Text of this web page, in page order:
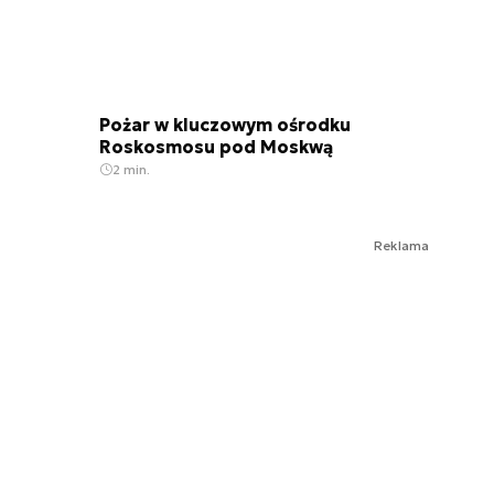
Pożar w kluczowym ośrodku
Roskosmosu pod Moskwą
2 min.
Reklama